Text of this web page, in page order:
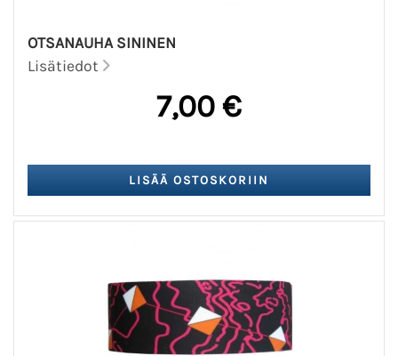
OTSANAUHA SININEN
Lisätiedot
7,00 €